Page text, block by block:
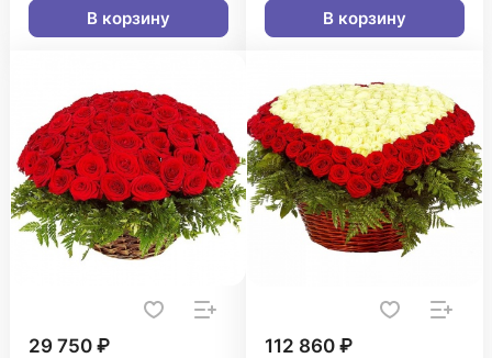
В корзину В корзину
29 750 ₽ 112 860 ₽